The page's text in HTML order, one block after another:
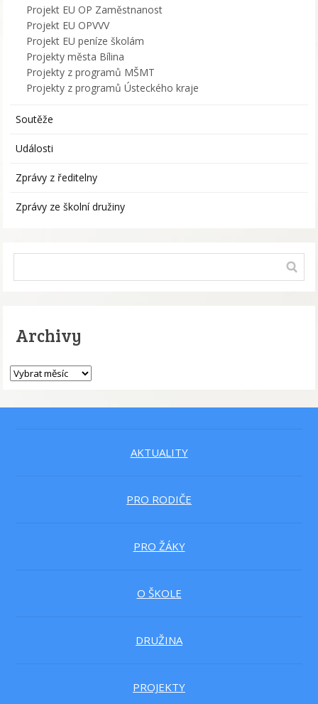
Projekt EU OP Zaměstnanost
Projekt EU OPVVV
Projekt EU peníze školám
Projekty města Bílina
Projekty z programů MŠMT
Projekty z programů Ústeckého kraje
Soutěže
Události
Zprávy z ředitelny
Zprávy ze školní družiny
Archivy
AKTUALITY
PRO RODIČE
PRO ŽÁKY
O ŠKOLE
DRUŽINA
PROJEKTY